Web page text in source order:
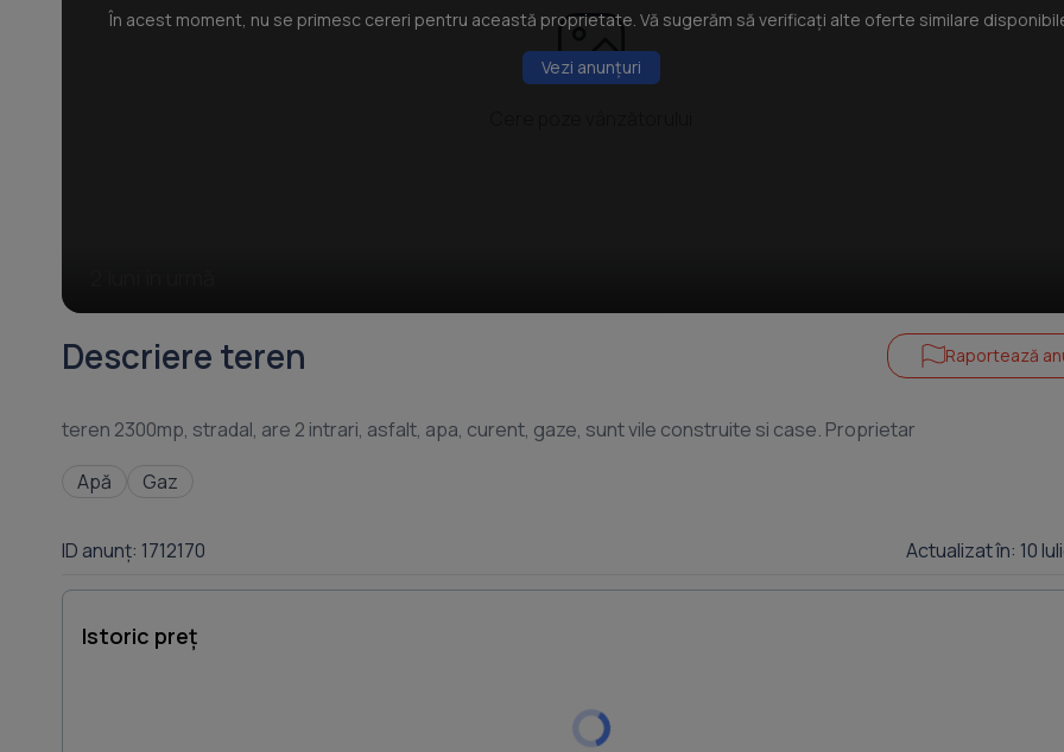
În acest moment, nu se primesc cereri pentru această proprietate. Vă sugerăm să verificați alte oferte similare
Vezi anunțuri
Descriere teren Raportează
Apă
Gaz
Actualizat în: 10
ID anunț: 1712170
Istoric preț